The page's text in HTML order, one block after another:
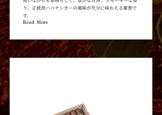
り。正統派ハバナシガーの風味が充分に味わえる葉巻で
す。
Read More